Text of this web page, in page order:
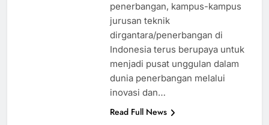
penerbangan, kampus-kampus
jurusan teknik
dirgantara/penerbangan di
Indonesia terus berupaya untuk
menjadi pusat unggulan dalam
dunia penerbangan melalui
inovasi dan…
Read Full News